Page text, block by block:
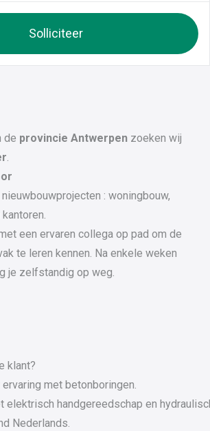
Solliciteer
de provincie Antwerpen zoeken wij
.
: woningbouw,
een ervaren collega op pad om de
te leren kennen. Na enkele weken
je zelfstandig op weg.
klant?
met betonboringen.
elektrisch handgereedschap en
Nederlands.